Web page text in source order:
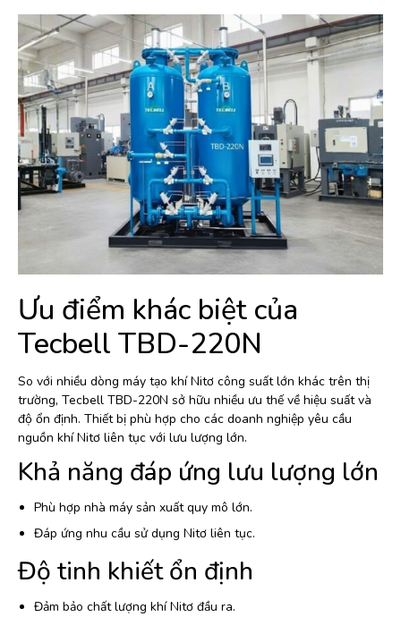
Ưu điểm khác biệt của
Tecbell TBD-220N
So với nhiều dòng máy tạo khí Nitơ công suất lớn khác trên thị
trường, Tecbell TBD-220N sở hữu nhiều ưu thế về hiệu suất và
độ ổn định. Thiết bị phù hợp cho các doanh nghiệp yêu cầu
nguồn khí Nitơ liên tục với lưu lượng lớn.
Khả năng đáp ứng lưu lượng lớn
Phù hợp nhà máy sản xuất quy mô lớn.
Đáp ứng nhu cầu sử dụng Nitơ liên tục.
Độ tinh khiết ổn định
Đảm bảo chất lượng khí Nitơ đầu ra.